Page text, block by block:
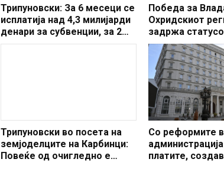
Трипуновски: За 6 месеци се
исплатија над 4,3 милијарди
денари за субвенции, за 2
дена се изврши исплата од
Трипуновски во посета на
земјоделците на Карбинци:
Повеќе од очигледно е
Победа за
Охридскиот
задржа
заштитено
наследство
Со реформите
платите,